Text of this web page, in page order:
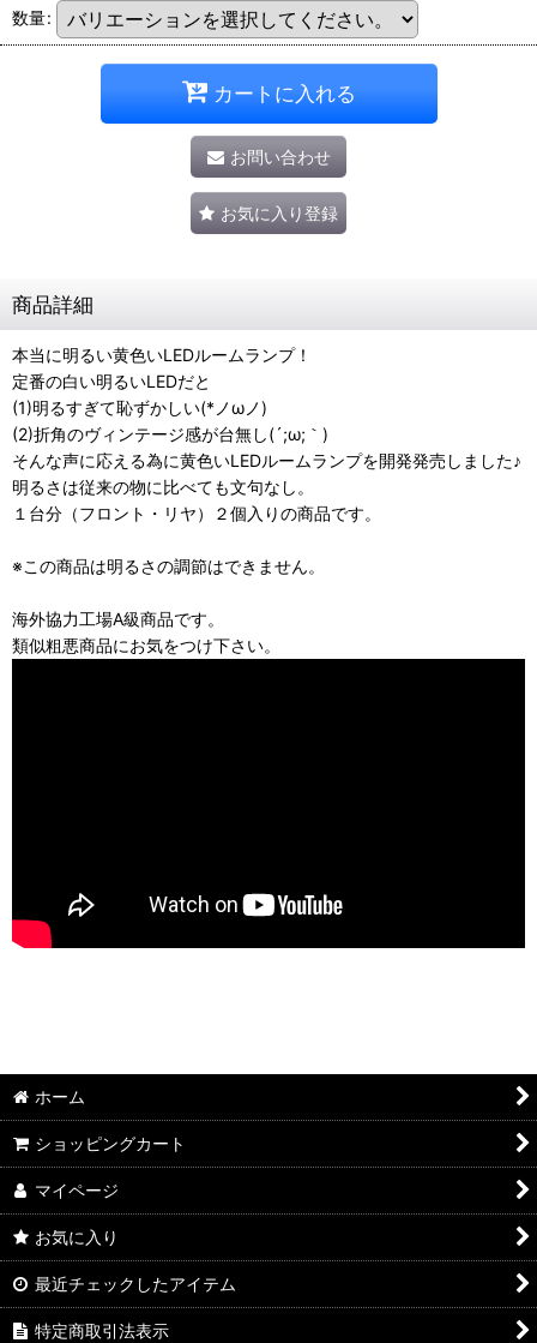
数量:
カートに入れる
お問い合わせ
お気に入り登録
商品詳細
本当に明るい黄色いLEDルームランプ！
定番の白い明るいLEDだと
(1)明るすぎて恥ずかしい(*ノωノ)
(2)折角のヴィンテージ感が台無し(´;ω;｀)
そんな声に応える為に黄色いLEDルームランプを開発発売しました♪
明るさは従来の物に比べても文句なし。
１台分（フロント・リヤ）２個入りの商品です。
※この商品は明るさの調節はできません。
海外協力工場A級商品です。
類似粗悪商品にお気をつけ下さい。
ホーム
ショッピングカート
マイページ
お気に入り
最近チェックしたアイテム
特定商取引法表示